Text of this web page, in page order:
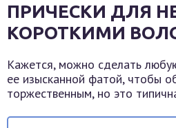
ПРИЧЕСКИ ДЛЯ
КОРОТКИМИ
Кажется, можно сделать
ее изысканной фатой, чтобы
торжественным, но это